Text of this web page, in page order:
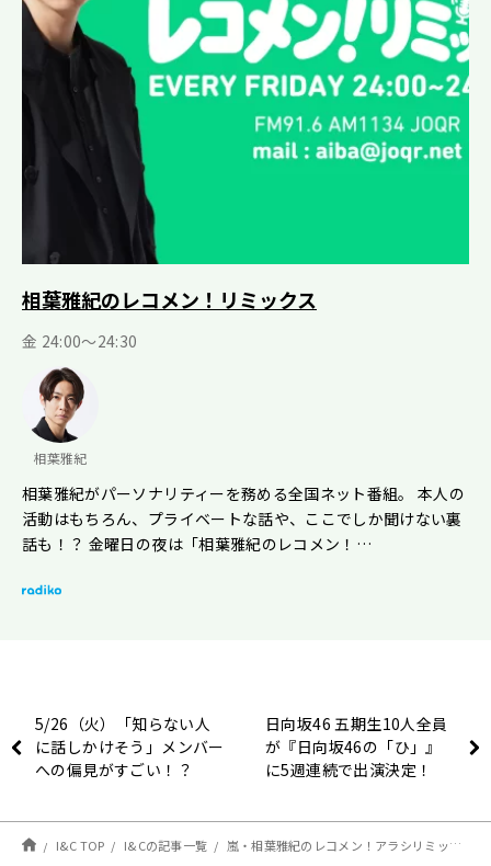
相葉雅紀のレコメン！リミックス
金 24:00～24:30
相葉雅紀
相葉雅紀がパーソナリティーを務める全国ネット番組。 本人の
活動はもちろん、プライベートな話や、ここでしか聞けない裏
話も！？ 金曜日の夜は「相葉雅紀のレコメン！…
5/26（火）「知らない人
に話しかけそう」メンバー
への偏見がすごい！？
日向坂46 五期生10人全員
が『日向坂46の「ひ」』
に5週連続で出演決定！
I&C TOP I&Cの記事一覧 嵐・相葉雅紀のレコメン！アラシリミックス ５月２９日（金）24：00から放送！